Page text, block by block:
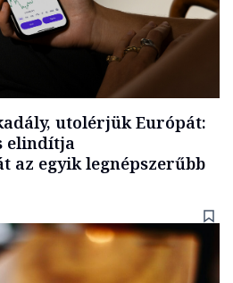
utolérjük Európát:
elindítja
az egyik legnépszerűbb